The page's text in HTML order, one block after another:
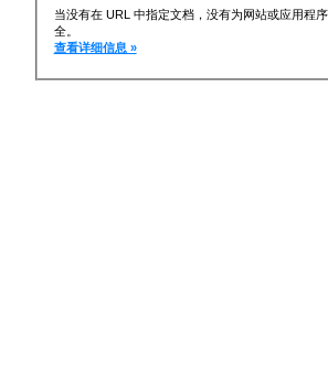
当没有在 URL 中指定文档，没有为网站或应用程
全。
查看详细信息 »